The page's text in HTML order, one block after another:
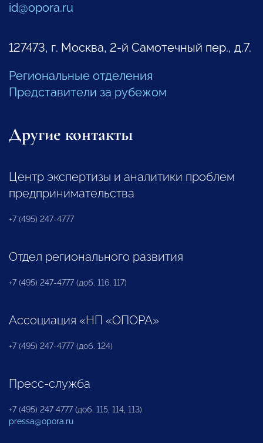
id@opora.ru
127473, г. Москва, 2-й Самотечный пер., д.7.
Региональные отделения
Представители за рубежом
Другие контакты
Центр экспертизы и аналитики проблем
предпринимательства
+7 (495) 247-4777
Отдел регионального развития
+7 (495) 247-4777 (доб. 116, 117)
Ассоциация «НП «ОПОРА»
+7 (495) 247-4777 (доб. 124)
Пресс-служба
+7 (495) 247 4777 (доб. 115, 114, 113)
pressa@opora.ru